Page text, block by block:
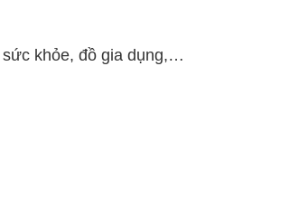
khỏe, đồ gia dụng,…